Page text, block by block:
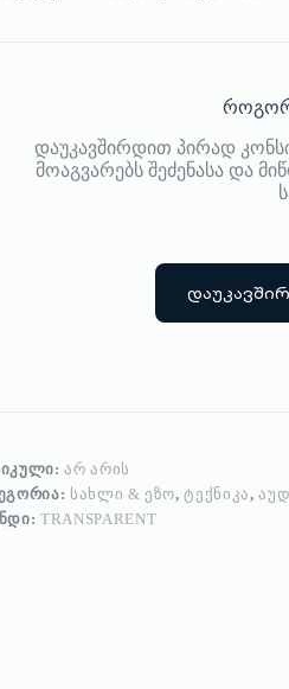
როგორ
დაუკავშირდით პირად
მოაგვარებს შეძენასა და
ᲐᲠ ᲐᲠᲘᲡ
ᲡᲐᲮᲚᲘ & ᲔᲖᲝ,ᲢᲔᲥᲜᲘᲙᲐ,
TRANSPARENT